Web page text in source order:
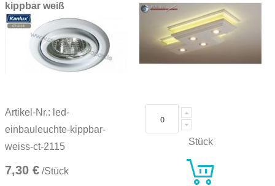
kippbar weiß
Artikel-Nr.: led-
einbauleuchte-kippbar-
weiss-ct-2115
7,30 € /Stück
Stück